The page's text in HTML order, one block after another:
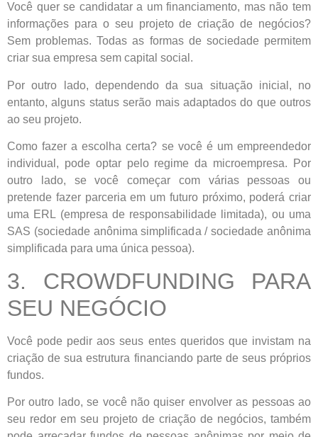
Você quer se candidatar a um financiamento, mas não tem
informações para o seu projeto de criação de negócios?
Sem problemas. Todas as formas de sociedade permitem
criar sua empresa sem capital social.
Por outro lado, dependendo da sua situação inicial, no
entanto, alguns status serão mais adaptados do que outros
ao seu projeto.
Como fazer a escolha certa? se você é um empreendedor
individual, pode optar pelo regime da microempresa. Por
outro lado, se você começar com várias pessoas ou
pretende fazer parceria em um futuro próximo, poderá criar
uma ERL (empresa de responsabilidade limitada), ou uma
SAS (sociedade anônima simplificada / sociedade anônima
simplificada para uma única pessoa).
3. CROWDFUNDING PARA
SEU NEGÓCIO
Você pode pedir aos seus entes queridos que invistam na
criação de sua estrutura financiando parte de seus próprios
fundos.
Por outro lado, se você não quiser envolver as pessoas ao
seu redor em seu projeto de criação de negócios, também